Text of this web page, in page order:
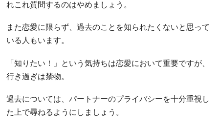
れこれ質問するのはやめましょう。
また恋愛に限らず、過去のことを知られたくないと思って
いる人もいます。
「知りたい！」という気持ちは恋愛において重要ですが、
行き過ぎは禁物。
過去については、パートナーのプライバシーを十分重視し
た上で尋ねるようにしましょう。